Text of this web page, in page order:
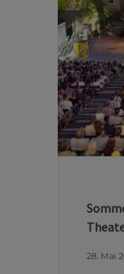
Hinter
29. April